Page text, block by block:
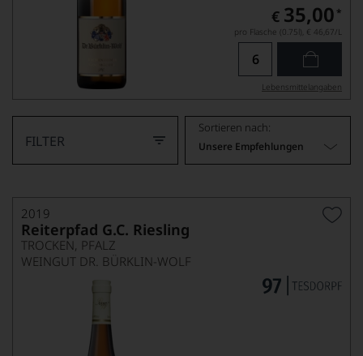
€ 35,00 *
pro Flasche (0.75l), € 46,67/L
Lebensmittel­angaben
FILTER
Sortieren nach:
Unsere Empfehlungen
2019
Reiterpfad G.C. Riesling
TROCKEN, PFALZ
WEINGUT DR. BÜRKLIN-WOLF